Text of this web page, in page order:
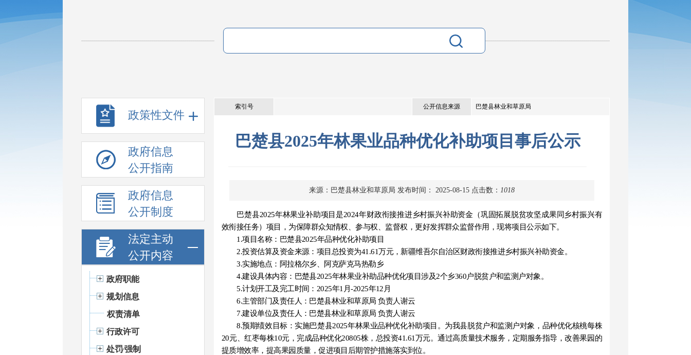
政策性文件
政府信息
公开指南
政府信息
公开制度
法定主动
公开内容
政府职能
规划信息
权责清单
行政许可
处罚⁄强制
索引号 公开信息来源 巴楚县林业和草原局
巴楚县2025年林果业品种优化补助项目事后公示
来源：巴楚县林业和草原局 发布时间： 2025-08-15 点击数： 1018
巴楚县2025年林果业补助项目是2024年财政衔接推进乡村振兴补助资金（巩固拓展脱贫攻坚成果同乡村振兴有
效衔接任务）项目
， 为保障群众知情权、参与权、监督权，更好发挥群众监督作用，现将项目公示如下。
1.项目名称： 巴楚县2025年品种优化补助项目
2.投资估算及资金来源： 项目总投资为41 .61万元，新疆维吾尔自治区财政衔接推进乡村振兴补助资金。
3.实施地点： 阿拉格尔乡、阿克萨克马热勒乡
4.建设具体内容： 巴楚县2025年林果业补助品种优化项目涉及2个乡360户脱贫户和监测户对象。
5.计划开工及完工时间： 2025年1月-2025年12月
6.主管部门及责任人： 巴楚县林业和草原局 负责人谢云
7.建设单位及责任人： 巴楚县林业和草原局 负责人谢云
8.预期绩效目标：实施巴楚县2025年林果业品种优化补助项目。为我县脱贫户和监测户对象 ， 品种优化核桃每株
20元、红枣每株10元，完成品种优化20805株，总投资41.61万元。通过高质量技术服务，定期服务指导，改善果园的
提质增效率，提高果园质量，促进项目后期管护措施落实到位。